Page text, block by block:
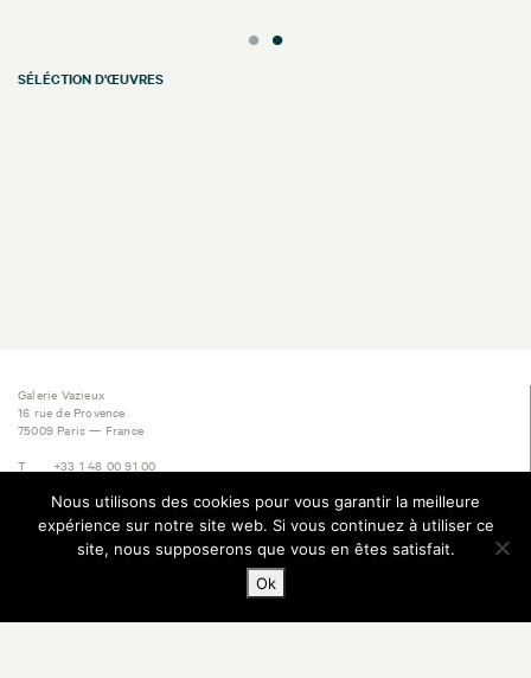
SÉLÉCTION D'ŒUVRES
Galerie Vazieux
16 rue de Provence
75009 Paris — France
T
+33 1 48 00 91 00
contact@vazieux.com
Inscription Newsletter
© 2025 Galerie Vazieux, tous droits réservés. Website designed & powered by Work
Nous utilisons des cookies pour vous garantir la meilleure
expérience sur notre site web. Si vous continuez à utiliser ce
site, nous supposerons que vous en êtes satisfait.
Ok